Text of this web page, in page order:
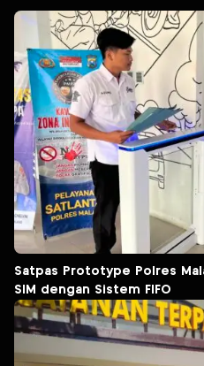
Satpas Prototype Polres
SIM dengan Sistem FIFO